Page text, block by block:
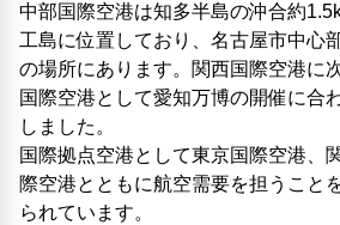
中部国際空港は知多半島の沖合約
工島に位置しており、名古屋市中心
の場所にあります。関西国際空港に
国際空港として愛知万博の開催に合
しました。
国際拠点空港として東京国際空港、
際空港とともに航空需要を担うこと
られています。